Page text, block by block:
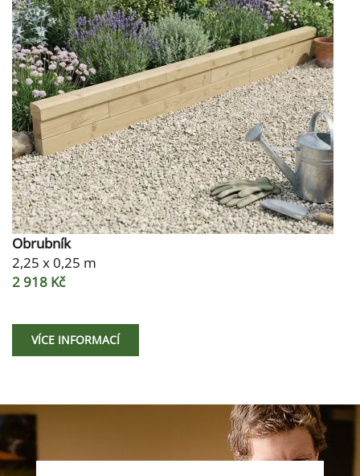
Obrubník
2,25 x 0,25 m
2 918 Kč
VÍCE INFORMACÍ